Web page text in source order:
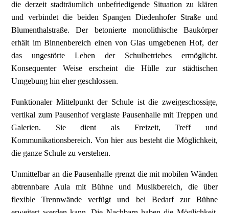
die derzeit stadträumlich unbefriedigende Situation zu klären
und verbindet die beiden Spangen Diedenhofer Straße und
Blumenthalstraße. Der betonierte monolithische Baukörper
erhält im Binnenbereich einen von Glas umgebenen Hof, der
das ungestörte Leben der Schulbetriebes ermöglicht.
Konsequenter Weise erscheint die Hülle zur städtischen
Umgebung hin eher geschlossen.
Funktionaler Mittelpunkt der Schule ist die zweigeschossige,
vertikal zum Pausenhof verglaste Pausenhalle mit Treppen und
Galerien. Sie dient als Freizeit, Treff und
Kommunikationsbereich. Von hier aus besteht die Möglichkeit,
die ganze Schule zu verstehen.
Unmittelbar an die Pausenhalle grenzt die mit mobilen Wänden
abtrennbare Aula mit Bühne und Musikbereich, die über
flexible Trennwände verfügt und bei Bedarf zur Bühne